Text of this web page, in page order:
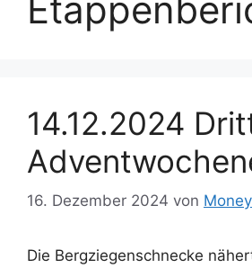
14.12.2024
16. Dezember 2024 von Money
Die Bergziegenschnecke